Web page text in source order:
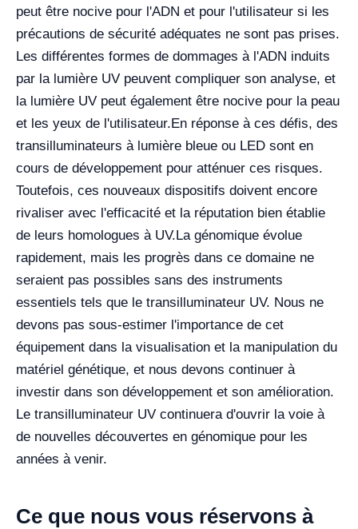
peut être nocive pour l'ADN et pour l'utilisateur si les
précautions de sécurité adéquates ne sont pas prises.
Les différentes formes de dommages à l'ADN induits
par la lumière UV peuvent compliquer son analyse, et
la lumière UV peut également être nocive pour la peau
et les yeux de l'utilisateur.En réponse à ces défis, des
transilluminateurs à lumière bleue ou LED sont en
cours de développement pour atténuer ces risques.
Toutefois, ces nouveaux dispositifs doivent encore
rivaliser avec l'efficacité et la réputation bien établie
de leurs homologues à UV.La génomique évolue
rapidement, mais les progrès dans ce domaine ne
seraient pas possibles sans des instruments
essentiels tels que le transilluminateur UV. Nous ne
devons pas sous-estimer l'importance de cet
équipement dans la visualisation et la manipulation du
matériel génétique, et nous devons continuer à
investir dans son développement et son amélioration.
Le transilluminateur UV continuera d'ouvrir la voie à
de nouvelles découvertes en génomique pour les
années à venir.
Ce que nous vous réservons à